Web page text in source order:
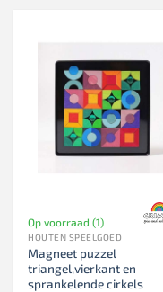
Op voorraad (1)
HOUTEN SPEELGOED
Magneet puzzel
triangel,vierkant en
sprankelende cirkels